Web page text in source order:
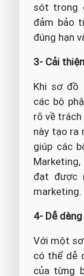
sót trong
đảm bảo
đúng hạn
3- Cải
Khi sơ đồ
các bộ
rõ về trách
này tạo ra
giúp các
đạt được
marketing.
4- Dễ
Với một
có thể dễ
của từng